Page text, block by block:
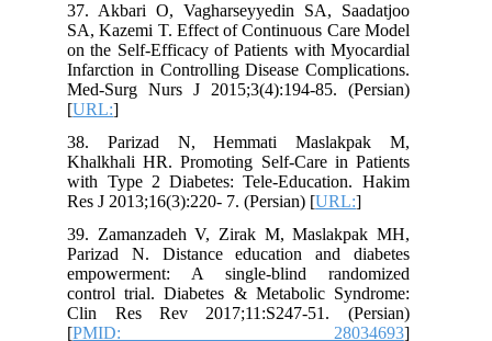
37. Akbari O, Vagharseyyedin SA, Saadatjoo
SA, Kazemi T. Effect of Continuous Care Model
on the Self-Efficacy of Patients with Myocardial
Infarction in Controlling Disease Complications.
Med-Surg Nurs J 2015;3(4):194-85. (Persian)
[URL:
38. Parizad N, Hemmati Maslakpak M,
Khalkhali HR. Promoting Self-Care in Patients
with Type 2 Diabetes: Tele-Education. Hakim
Res J 2013;16(3):220- 7. (Persian) [URL:
39. Zamanzadeh V, Zirak M, Maslakpak MH,
Parizad N. Distance education and diabetes
empowerment: A single-blind randomized
control trial. Diabetes & Metabolic Syndrome:
Clin Res Rev 2017;11:S247-51. (Persian)
[PMID: 28034693